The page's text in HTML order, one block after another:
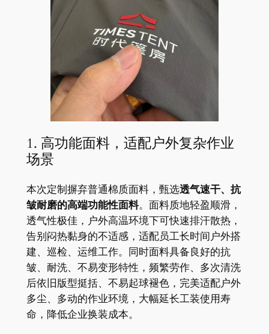
1. 高功能面料，适配户外复杂作业
场景
本次定制摒弃普通棉质面料，甄选透气速干、抗
皱耐磨的高端功能性面料。面料质地轻盈顺滑，
透气性极佳，户外高温环境下可快速排汗散热，
告别闷热黏身的不适感，适配员工长时间户外搭
建、巡检、运维工作。同时面料具备良好的抗
皱、耐洗、不易变形特性，频繁劳作、多次清洗
后依旧版型挺括、不易起球褪色，完美适配户外
多尘、多动的作业环境，大幅延长工装使用寿
命，降低企业换装成本。